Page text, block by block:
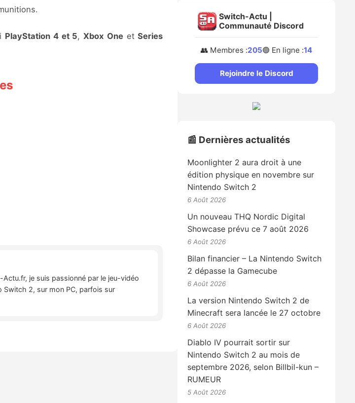
PlayStation 4 et 5,Xbox OneetSeries
je suis passionné par le jeu-vidéo
Switch 2, sur mon PC, parfois sur
Switch-Actu |
Communauté Discord
👥 Membres :205🟢 En ligne :14
Rejoindre le Discord
📰 Dernières actualités
Moonlighter 2 aura droit à une
édition physique en novembre sur
Nintendo Switch 2
6 Août 2026
Un nouveau THQ Nordic Digital
Showcase prévu ce 7 août 2026
6 Août 2026
Bilan financier – La Nintendo Switch
2 dépasse la Gamecube
6 Août 2026
La version Nintendo Switch 2 de
Minecraft sera lancée le 27 octobre
6 Août 2026
Diablo IV pourrait sortir sur
Nintendo Switch 2 au mois de
septembre 2026, selon Billbil-kun –
RUMEUR
5 Août 2026